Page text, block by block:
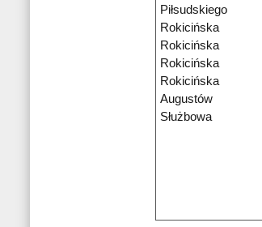
Piłsudskiego
Rokicińska
Rokicińska
Rokicińska
Rokicińska
Augustów
Służbowa